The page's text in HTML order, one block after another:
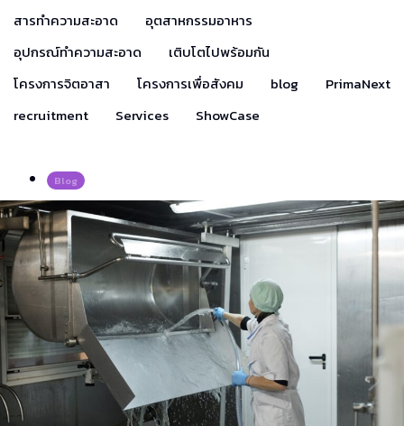
สารทำความสะอาด
อุตสาหกรรมอาหาร
อุปกรณ์ทำความสะอาด
เติบโตไปพร้อมกัน
โครงการจิตอาสา
โครงการเพื่อสังคม blog
PrimaNext
recruitment
Services ShowCase
Blog